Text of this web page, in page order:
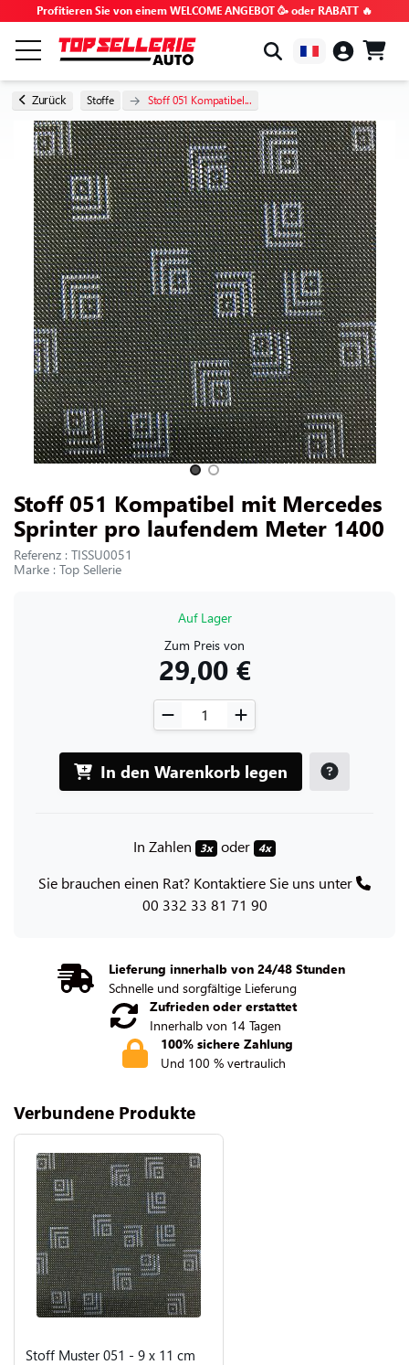
Profitieren Sie von einem WELCOME ANGEBOT 🥳 oder RABATT 🔥
NACH MARKE & MODELL
ALLE PRODUKTE
GEHEIMTIPPS
GUTSCHEINCODES
TIPPS UND TUTORIALS
HÄUFIG GESTELLTE FRAGEN
UNS KONTAKTIEREN
Zurück Stoffe Stoff 051 Kompatibel...
Stoff 051 Kompatibel mit Mercedes
Sprinter pro laufendem Meter 1400
Referenz : TISSU0051
Marke : Top Sellerie
Auf Lager
Zum Preis von
29,00 €
In den Warenkorb legen
In Zahlen 3x oder 4x
Sie brauchen einen Rat? Kontaktiere Sie uns unter
00 332 33 81 71 90
Lieferung innerhalb von 24/48 Stunden
Schnelle und sorgfältige Lieferung
Zufrieden oder erstattet
Innerhalb von 14 Tagen
100% sichere Zahlung
Und 100 % vertraulich
Verbundene Produkte
Stoff Muster 051 - 9 x 11 cm